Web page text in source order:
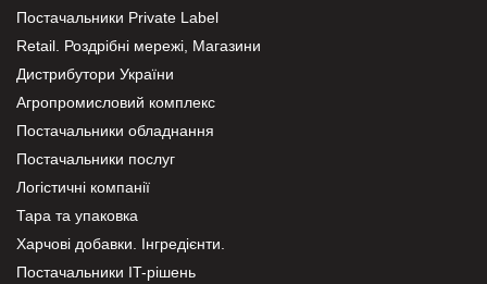
Постачальники Private Label
Retail. Роздрібні мережі, Магазини
Дистрибутори України
Агропромисловий комплекс
Постачальники обладнання
Постачальники послуг
Логістичні компанії
Тара та упаковка
Харчові добавки. Інгредієнти.
Постачальники IT-рішень